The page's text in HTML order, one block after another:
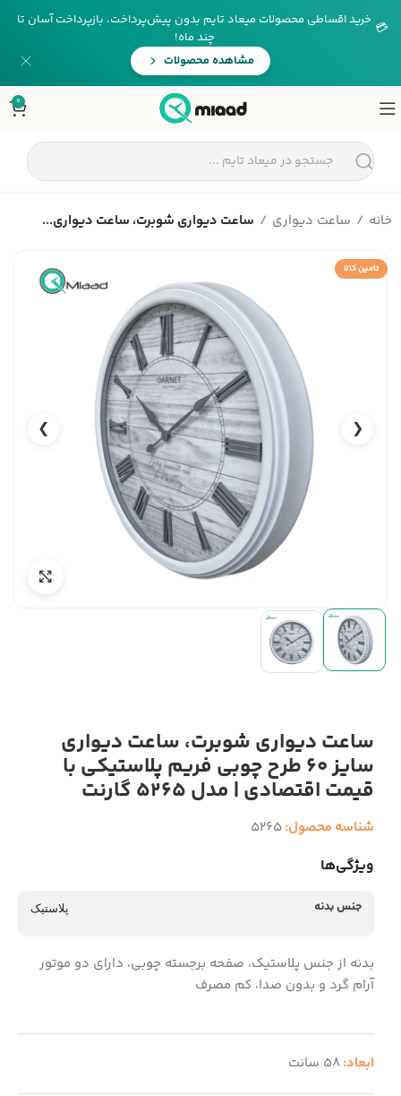
💳 خرید اقساطی محصولات میعاد تایم بدون پیش‌پرداخت، بازپرداخت آسان تا
چند ماه!
مشاهده محصولات
0
خانه ساعت دیواری ساعت دیواری شوبرت، ساعت دیواری...
تامین کالا
❮
❯
ساعت دیواری شوبرت، ساعت دیواری
سایز 60 طرح چوبی فریم پلاستیکی با
قیمت اقتصادی | مدل 5265 گارنت
شناسه محصول:5265
ویژگی‌ها
جنس بدنه پلاستیک
بدنه از جنس پلاستیک، صفحه برجسته چوبی، دارای دو موتور
آرام گرد و بدون صدا، کم مصرف
ابعاد:58 سانت